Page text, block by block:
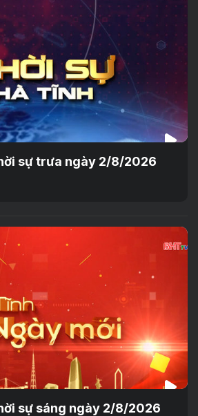
sự trưa ngày 2/8/2026
sự sáng ngày 2/8/2026